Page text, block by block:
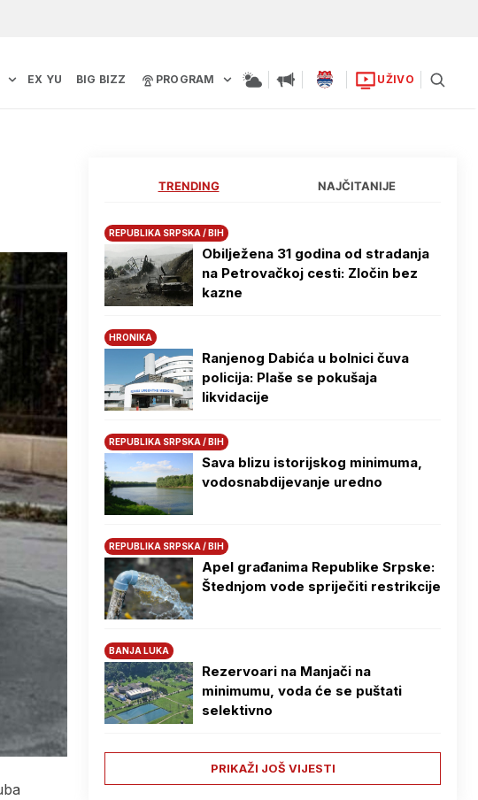
EX YU BIG BIZZ PROGRAM UŽIVO
TRENDING NAJČITANIJE
REPUBLIKA SRPSKA / BIH
Obilježena 31 godina od stradanja
na Petrovačkoj cesti: Zločin bez
kazne
HRONIKA
Ranjenog Dabića u bolnici čuva
policija: Plaše se pokušaja
likvidacije
REPUBLIKA SRPSKA / BIH
Sava blizu istorijskog minimuma,
vodosnabdijevanje uredno
REPUBLIKA SRPSKA / BIH
Apel građanima Republike Srpske:
Štednjom vode spriječiti restrikcije
BANJA LUKA
Rezervoari na Manjači na
minimumu, voda će se puštati
selektivno
PRIKAŽI JOŠ VIJESTI